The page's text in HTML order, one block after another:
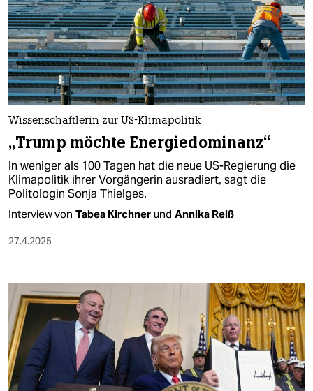
Wissenschaftlerin zur US-Klimapolitik
„Trump möchte Energiedominanz“
In weniger als 100 Tagen hat die neue US-Regierung die
Klimapolitik ihrer Vorgängerin ausradiert, sagt die
Politologin Sonja Thielges.
Interview von Tabea Kirchner und Annika Reiß
27.4.2025